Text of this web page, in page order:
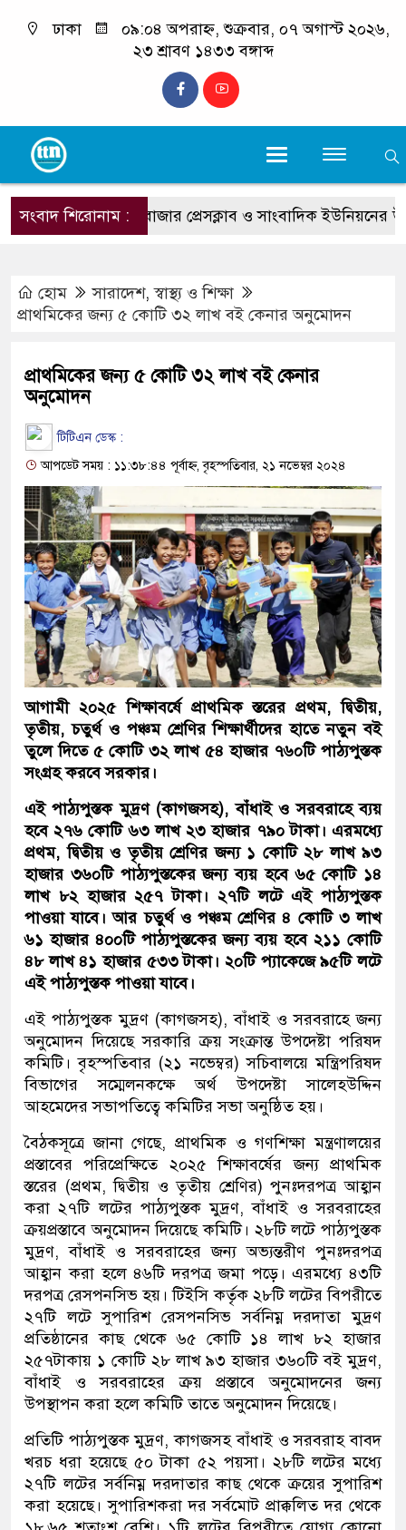
ঢাকা
০৯:০৪ অপরাহ্ন, শুক্রবার, ০৭ অগাস্ট ২০২৬,
২৩ শ্রাবণ ১৪৩৩ বঙ্গাব্দ
সংবাদ শিরোনাম :
কক্সবাজার প্রেসক্লাব ও সাংবাদিক ইউনিয়নের উদ্যোগে
হোম সারাদেশ,স্বাস্থ্য ও শিক্ষা
প্রাথমিকের জন্য ৫ কোটি ৩২ লাখ বই কেনার অনুমোদন
প্রাথমিকের জন্য ৫ কোটি ৩২ লাখ বই কেনার
অনুমোদন
টিটিএন ডেস্ক :
আপডেট সময় : ১১:৩৮:৪৪ পূর্বাহ্ন, বৃহস্পতিবার, ২১ নভেম্বর ২০২৪
আগামী ২০২৫ শিক্ষাবর্ষে প্রাথমিক স্তরের প্রথম, দ্বিতীয়,
তৃতীয়, চতুর্থ ও পঞ্চম শ্রেণির শিক্ষার্থীদের হাতে নতুন বই
তুলে দিতে ৫ কোটি ৩২ লাখ ৫৪ হাজার ৭৬০টি পাঠ্যপুস্তক
সংগ্রহ করবে সরকার।
এই পাঠ্যপুস্তক মুদ্রণ (কাগজসহ), বাঁধাই ও সরবরাহে ব্যয়
হবে ২৭৬ কোটি ৬৩ লাখ ২৩ হাজার ৭৯০ টাকা। এরমধ্যে
প্রথম, দ্বিতীয় ও তৃতীয় শ্রেণির জন্য ১ কোটি ২৮ লাখ ৯৩
হাজার ৩৬০টি পাঠ্যপুস্তকের জন্য ব্যয় হবে ৬৫ কোটি ১৪
লাখ ৮২ হাজার ২৫৭ টাকা। ২৭টি লটে এই পাঠ্যপুস্তক
পাওয়া যাবে। আর চতুর্থ ও পঞ্চম শ্রেণির ৪ কোটি ৩ লাখ
৬১ হাজার ৪০০টি পাঠ্যপুস্তকের জন্য ব্যয় হবে ২১১ কোটি
৪৮ লাখ ৪১ হাজার ৫৩৩ টাকা। ২০টি প্যাকেজে ৯৫টি লটে
এই পাঠ্যপুস্তক পাওয়া যাবে।
এই পাঠ্যপুস্তক মুদ্রণ (কাগজসহ), বাঁধাই ও সরবরাহে জন্য
অনুমোদন দিয়েছে সরকারি ক্রয় সংক্রান্ত উপদেষ্টা পরিষদ
কমিটি। বৃহস্পতিবার (২১ নভেম্বর) সচিবালয়ে মন্ত্রিপরিষদ
বিভাগের সম্মেলনকক্ষে অর্থ উপদেষ্টা সালেহউদ্দিন
আহমেদের সভাপতিত্বে কমিটির সভা অনুষ্ঠিত হয়।
বৈঠকসূত্রে জানা গেছে, প্রাথমিক ও গণশিক্ষা মন্ত্রণালয়ের
প্রস্তাবের পরিপ্রেক্ষিতে ২০২৫ শিক্ষাবর্ষের জন্য প্রাথমিক
স্তরের (প্রথম, দ্বিতীয় ও তৃতীয় শ্রেণির) পুনঃদরপত্র আহ্বান
করা ২৭টি লটের পাঠ্যপুস্তক মুদ্রণ, বাঁধাই ও সরবরাহের
ক্রয়প্রস্তাবে অনুমোদন দিয়েছে কমিটি। ২৮টি লটে পাঠ্যপুস্তক
মুদ্রণ, বাঁধাই ও সরবরাহের জন্য অভ্যন্তরীণ পুনঃদরপত্র
আহ্বান করা হলে ৪৬টি দরপত্র জমা পড়ে। এরমধ্যে ৪৩টি
দরপত্র রেসপনসিভ হয়। টিইসি কর্তৃক ২৮টি লটের বিপরীতে
২৭টি লটে সুপারিশ রেসপনসিভ সর্বনিম্ন দরদাতা মুদ্রণ
প্রতিষ্ঠানের কাছ থেকে ৬৫ কোটি ১৪ লাখ ৮২ হাজার
২৫৭টাকায় ১ কোটি ২৮ লাখ ৯৩ হাজার ৩৬০টি বই মুদ্রণ,
বাঁধাই ও সরবরাহের ক্রয় প্রস্তাবে অনুমোদনের জন্য
উপস্থাপন করা হলে কমিটি তাতে অনুমোদন দিয়েছে।
প্রতিটি পাঠ্যপুস্তক মুদ্রণ, কাগজসহ বাঁধাই ও সরবরাহ বাবদ
খরচ ধরা হয়েছে ৫০ টাকা ৫২ পয়সা। ২৮টি লটের মধ্যে
২৭টি লটের সর্বনিম্ন দরদাতার কাছ থেকে ক্রয়ের সুপারিশ
করা হয়েছে। সুপারিশকরা দর সর্বমোট প্রাক্কলিত দর থেকে